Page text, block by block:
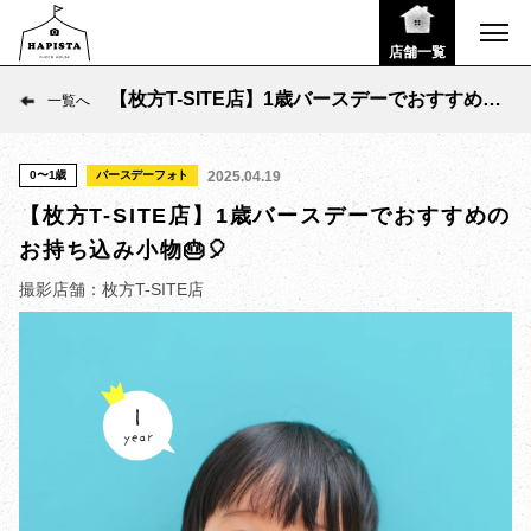
店舗一覧
一覧へ
【枚方T-SITE店】1歳バースデーでおすすめの
0〜1歳 バースデーフォト 2025.04.19
【枚方T-SITE店】1歳バースデーでおすすめの
お持ち込み小物🎂🎈
撮影店舗：枚方T-SITE店